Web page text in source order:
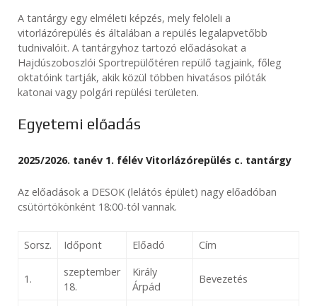
A tantárgy egy elméleti képzés, mely felöleli a
vitorlázórepülés és általában a repülés legalapvetőbb
tudnivalóit. A tantárgyhoz tartozó előadásokat a
Hajdúszoboszlói Sportrepülőtéren repülő tagjaink, főleg
oktatóink tartják, akik közül többen hivatásos pilóták
katonai vagy polgári repülési területen.
Egyetemi előadás
2025/2026. tanév 1. félév Vitorlázórepülés c. tantárgy
Az előadások a DESOK (lelátós épület) nagy előadóban
csütörtökönként 18:00-tól vannak.
Sorsz. Időpont Előadó Cím
1.
szeptember
18.
Király
Árpád
Bevezetés